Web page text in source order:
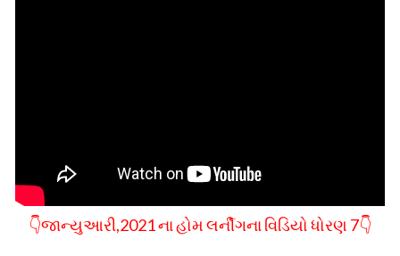
👇જાન્યુઆરી,2021 ના હોમ લર્નીગના વિડિયો ધોરણ 7👇